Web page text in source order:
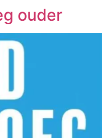
ouder